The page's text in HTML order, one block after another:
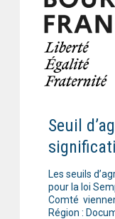
Seuil
Les seuils
pour la loi
Comté
Région :